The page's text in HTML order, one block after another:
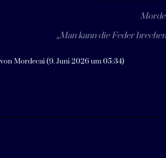
„Man kann die Feder
Mordecai (9. Juni 2026 um 05:34)